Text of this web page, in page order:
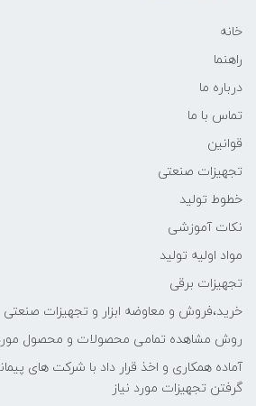
خانه
راهنما
درباره ما
تماس با ما
قوانین
تجهیزات صنعتی
خطوط تولید
نکات آموزشی
مواد اولیه تولید
تجهیزات برقی
خرید،فروش و معاوضه ابزار و تجهیزات صنعتی
روش مشاهده تمامی محصولات و محصول
آماده همکاری و اخذ قرار داد با شرکت های
گرفتن تجهیزات مورد نیاز